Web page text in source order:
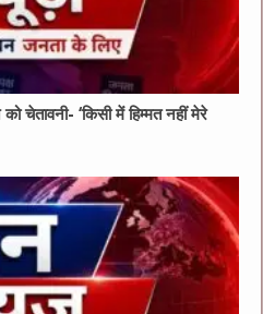
चेतावनी- ‘किसी में हिम्मत नहीं मेरे